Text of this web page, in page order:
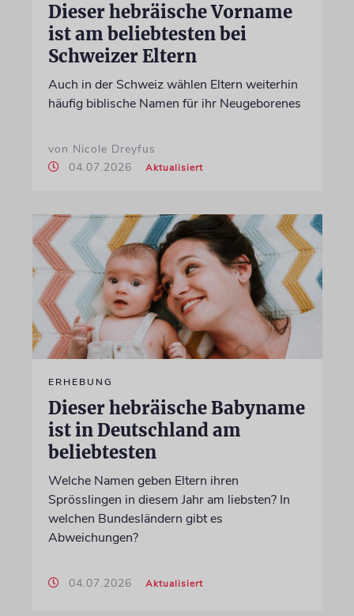
Dieser hebräische Vorname
ist am beliebtesten bei
Schweizer Eltern
Auch in der Schweiz wählen Eltern weiterhin
häufig biblische Namen für ihr Neugeborenes
von Nicole Dreyfus
04.07.2026
Aktualisiert
ERHEBUNG
Dieser hebräische Babyname
ist in Deutschland am
beliebtesten
Welche Namen geben Eltern ihren
Sprösslingen in diesem Jahr am liebsten? In
welchen Bundesländern gibt es
Abweichungen?
04.07.2026 Aktualisiert